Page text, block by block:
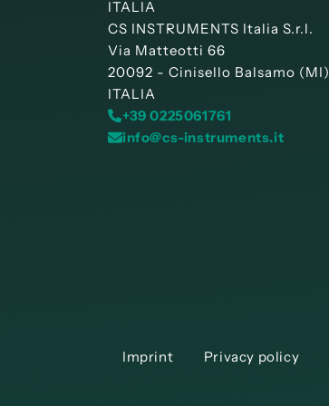
ITALIA
CS INSTRUMENTS Italia S.r.l.
Via Matteotti 66
20092 - Cinisello Balsamo (MI)
ITALIA
+39 0225061761
info@cs-instruments.it
Imprint Privacy policy